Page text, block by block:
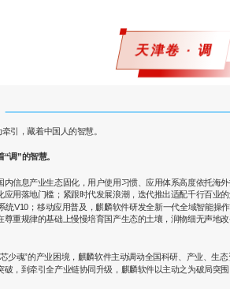
天津卷 · 调
引，藏着中国人的智慧。
调”的智慧。
内信息产业生态固化，用户使用习惯、应用体系高度依托海
用落地门槛；紧跟时代发展浪潮，迭代推出适配千行百业
统V10；移动应用普及，麒麟软件研发全新一代全域智能
重规律的基础上慢慢培育国产生态的土壤，润物细无声地改
芯少魂”的产业困境，麒麟软件主动调动全国科研、产业、生
，到牵引全产业链协同升级，麒麟软件以主动之为破局突围